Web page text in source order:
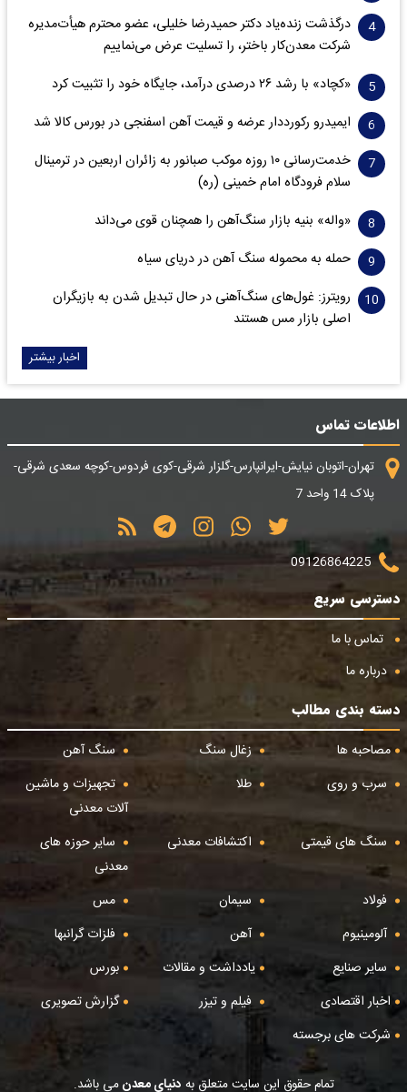
درگذشت زنده‌یاد دکتر حمیدرضا خلیلی، عضو محترم هیأت‌مدیره
شرکت معدن‌کار باختر، را تسلیت عرض می‌نماییم
«کچاد» با رشد ۲۶ درصدی درآمد، جایگاه خود را تثبیت کرد
ایمیدرو رکورددار عرضه و قیمت آهن اسفنجی در بورس کالا شد
خدمت‌رسانی ۱۰ روزه موکب صبانور به زائران اربعین در ترمینال
سلام فرودگاه امام خمینی (ره)
«واله» بنیه بازار سنگ‌آهن را همچنان قوی می‌داند
حمله به محموله سنگ آهن در دریای سیاه
رویترز: غول‌های سنگ‌آهنی‌ در حال تبدیل شدن به بازیگران
اصلی بازار مس هستند
اخبار بیشتر
اطلاعات تماس
تهران-اتوبان نیایش-ایرانپارس-گلزار شرقی-کوی فردوس-کوچه سعدی شرقی-
پلاک 14 واحد 7
09126864225
دسترسی سریع
تماس با ما
درباره ما
دسته بندی مطالب
مصاحبه ها
زغال سنگ
سنگ آهن
سرب و روی
طلا
تجهیزات و ماشین
آلات معدنی
سنگ های قیمتی
اکتشافات معدنی
سایر حوزه های
معدنی
فولاد
سیمان
مس
آلومینیوم
آهن
فلزات گرانبها
سایر صنایع
یادداشت و مقالات
بورس
اخبار اقتصادی
فیلم و تیزر
گزارش تصویری
شرکت های برجسته
تمام حقوق این سایت متعلق به دنیای معدنمی باشد.